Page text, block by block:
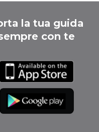
la tua guida
con te